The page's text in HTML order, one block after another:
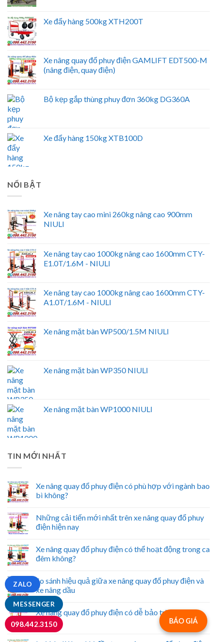
Xe đẩy hàng 500kg XTH200T
Xe nâng quay đổ phuy điện GAMLIFT EDT500-M
(nâng điện, quay điện)
Bộ kẹp gắp thùng phuy đơn 360kg DG360A
Xe đẩy hàng 150kg XTB100D
NỔI BẬT
Xe nâng tay cao mini 260kg nâng cao 900mm
NIULI
Xe nâng tay cao 1000kg nâng cao 1600mm CTY-
E1.0T/1.6M - NIULI
Xe nâng tay cao 1000kg nâng cao 1600mm CTY-
A1.0T/1.6M - NIULI
Xe nâng mặt bàn WP500/1.5M NIULI
Xe nâng mặt bàn WP350 NIULI
Xe nâng mặt bàn WP1000 NIULI
TIN MỚI NHẤT
Xe nâng quay đổ phuy điện có phù hợp với ngành bao
bì không?
Những cải tiến mới nhất trên xe nâng quay đổ phuy
điện hiện nay
Xe nâng quay đổ phuy điện có thể hoạt động trong ca
đêm không?
So sánh hiệu quả giữa xe nâng quay đổ phuy điện và
xe nâng dầu
Xe nâng quay đổ phuy điện có dễ bảo trì không?
BÁO GIÁ
MESSENGER
ZALO
098.442.3150